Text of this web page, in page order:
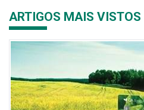
ARTIGOS MAIS VISTOS